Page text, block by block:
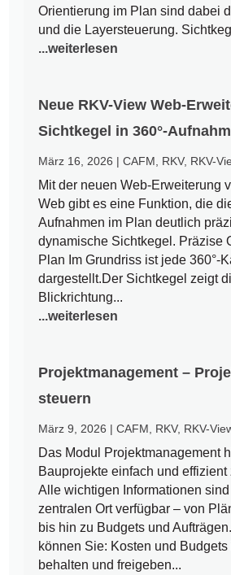
Orientierung im Plan sind dabei
und die Layersteuerung.
...weiterlesen
Neue RKV-View Web-
Sichtkegel in 360°-
März 16, 2026 |CAFM RKV, RKV-
Mit der neuen Web-Erweiterung
Web gibt es eine Funktion, die
Aufnahmen im Plan deutlich
dynamische Sichtkegel. Präzise
Plan Im Grundriss ist jede 360°-
dargestellt.Der Sichtkegel zeigt
Blickrichtung...
...weiterlesen
Projektmanagement –
steuern
März 9, 2026 |CAFM RKV, RKV-
Das Modul Projektmanagement
Bauprojekte einfach und
Alle wichtigen Informationen
zentralen Ort verfügbar – von
bis hin zu Budgets und
können Sie: Kosten und
behalten und freigeben...